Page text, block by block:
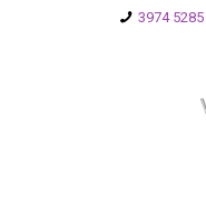
3974 5285